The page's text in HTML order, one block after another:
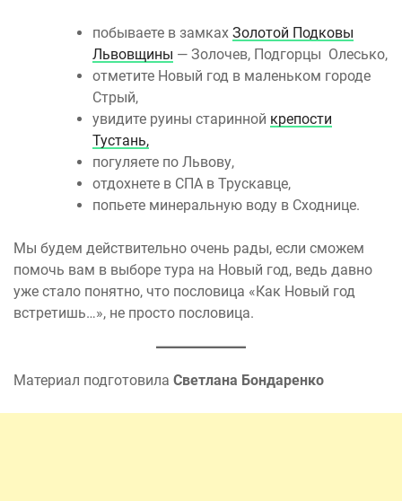
побываете в замках Золотой Подковы
Львовщины — Золочев, Подгорцы Олесько,
отметите Новый год в маленьком городе
Стрый,
увидите руины старинной крепости
Тустань,
погуляете по Львову,
отдохнете в СПА в Трускавце,
попьете минеральную воду в Сходнице.
Мы будем действительно очень рады, если сможем
помочь вам в выборе тура на Новый год, ведь давно
уже стало понятно, что пословица «Как Новый год
встретишь…», не просто пословица.
Материал подготовила Светлана Бондаренко